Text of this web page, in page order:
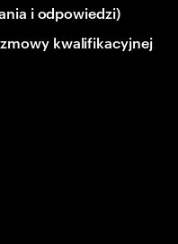
i odpowiedzi)
kwalifikacyjnej